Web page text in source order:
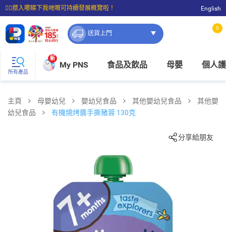
☝🏼㩒入嚟睇下我哋嘅可持續發展概覽啦！
⭐購物滿$399即享免費送貨；滿$100即可免費店取。
English
送貨上門
0
所有產品
新
My PNS 食品及飲品 母嬰 個人
主頁 母嬰幼兒 嬰幼兒食品 其他嬰幼兒食品
其他嬰
幼兒食品
有機燒烤醬手撕豬蓉 130克
分享給朋友